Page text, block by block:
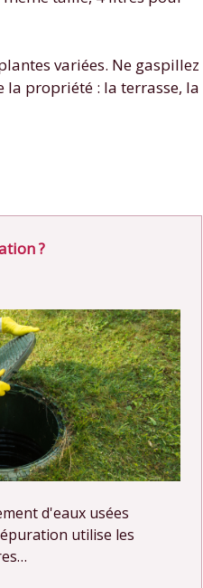
variées. Ne gaspillez
la propriété : la terrasse, la
?
d'eaux usées
utilise les